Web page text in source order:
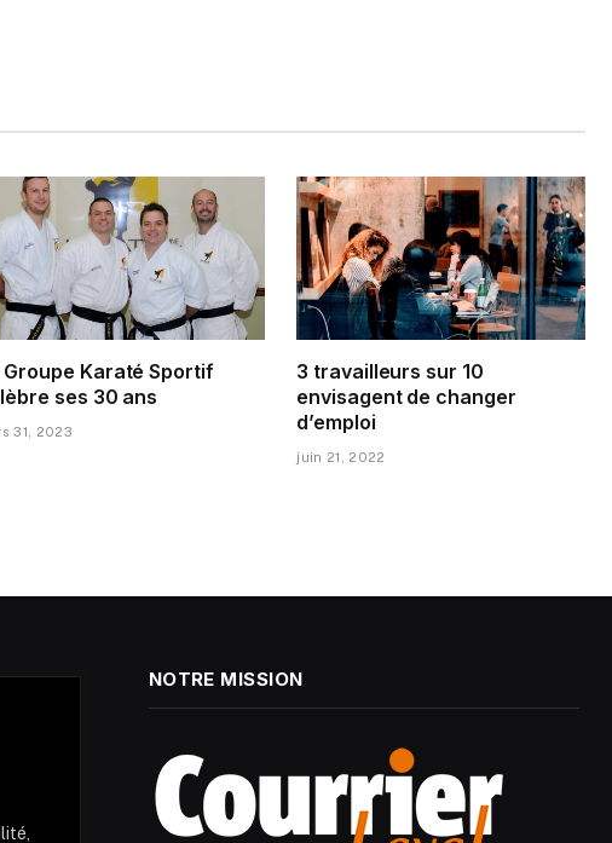
Groupe Karaté Sportif
ses 30 ans
31, 2023
3 travailleurs sur 10
envisagent de changer
d’emploi
juin 21, 2022
NOTRE MISSION